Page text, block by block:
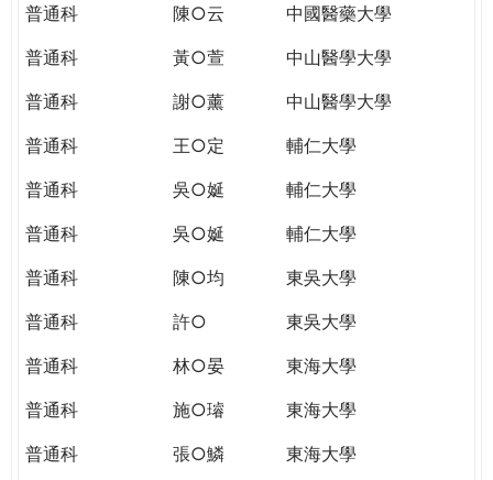
普通科
陳○云
中國醫藥大學
普通科
黃○萱
中山醫學大學
普通科
謝○薰
中山醫學大學
普通科
王○定
輔仁大學
普通科
吳○娫
輔仁大學
普通科
吳○娫
輔仁大學
普通科
陳○均
東吳大學
普通科
許○
東吳大學
普通科
林○晏
東海大學
普通科
施○璿
東海大學
普通科
張○鱗
東海大學